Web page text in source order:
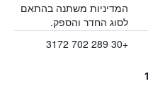
המדיניות משתנה בהתאם
לסוג החדר והספק.
+30 289 702 3172